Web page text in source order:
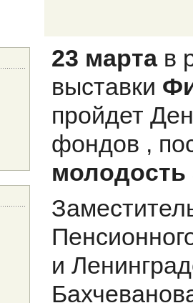
23 мартав
выставки
пройдет
фондов ,
молодость
и